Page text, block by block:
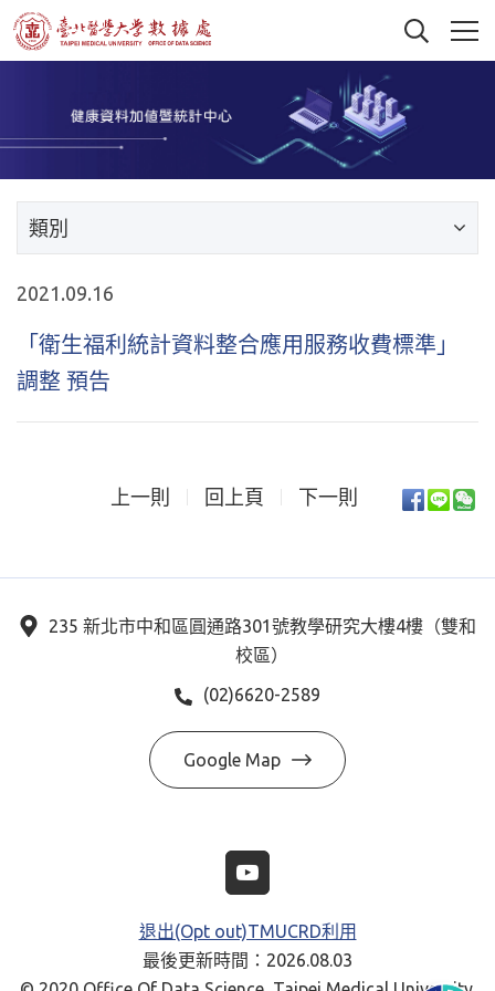
類別
2021.09.16
「衛生福利統計資料整合應用服務收費標準」
調整 預告
上一則 回上頁 下一則
235 新北市中和區圓通路301號教學研究大樓4樓（雙和
校區）
(02)6620-2589
Google Map
退出(Opt out)TMUCRD利用
最後更新時間：2026.08.03